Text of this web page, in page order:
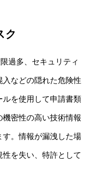
ク
過多、セキュリティ
入などの隠れた危険性
ルを使用して申請書類
密性の高い技術情報
す。情報が漏洩した場
を失い、特許として